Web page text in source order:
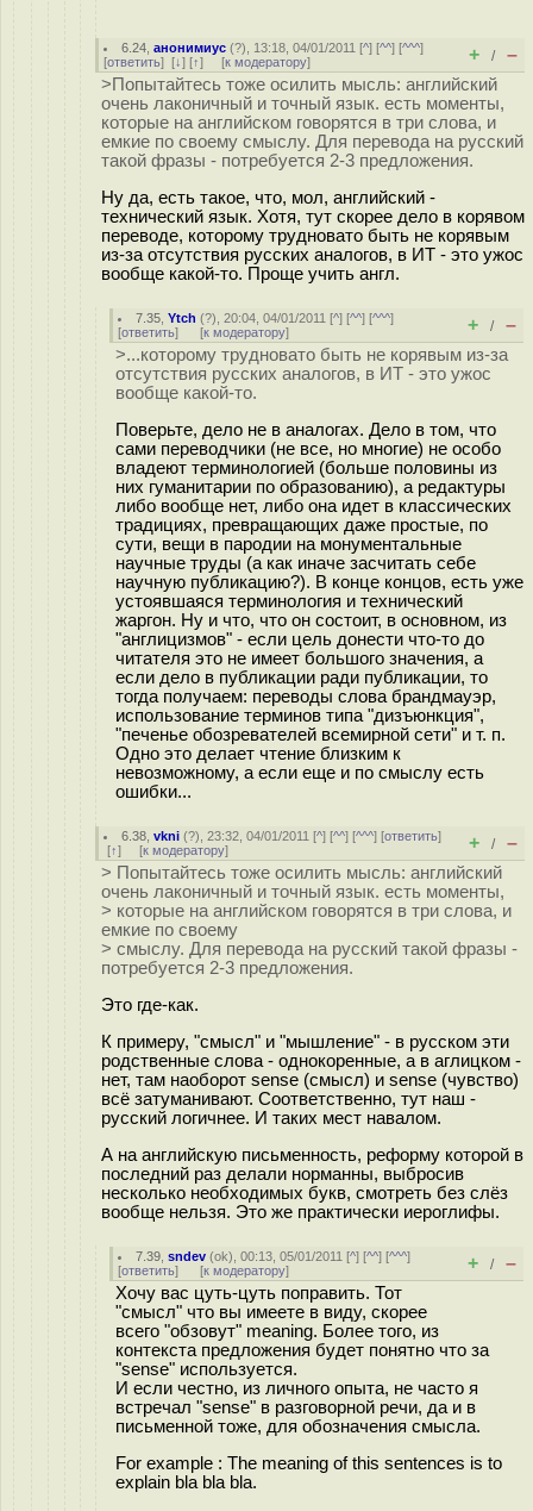
6.24 ,анонимиус (?), 13:18, 04/01/2011 [^] [^^] [^^^]
[ответить] [↓] [↑] [к модератору] + / –
>Попытайтесь тоже осилить мысль: английский
очень лаконичный и точный язык. есть моменты,
которые на английском говорятся в три слова, и
емкие по своему смыслу. Для перевода на русский
такой фразы - потребуется 2-3 предложения.
Ну да, есть такое, что, мол, английский -
технический язык. Хотя, тут скорее дело в корявом
переводе, которому трудновато быть не корявым
из-за отсутствия русских аналогов, в ИТ - это ужос
вообще какой-то. Проще учить англ.
7.35 ,Ytch (?), 20:04, 04/01/2011 [^] [^^] [^^^]
[ответить] [к модератору] + / –
>...которому трудновато быть не корявым из-за
отсутствия русских аналогов, в ИТ - это ужос
вообще какой-то.
Поверьте, дело не в аналогах. Дело в том, что
сами переводчики (не все, но многие) не особо
владеют терминологией (больше половины из
них гуманитарии по образованию), а редактуры
либо вообще нет, либо она идет в классических
традициях, превращающих даже простые, по
сути, вещи в пародии на монументальные
научные труды (а как иначе засчитать себе
научную публикацию?). В конце концов, есть уже
устоявшаяся терминология и технический
жаргон. Ну и что, что он состоит, в основном, из
"англицизмов" - если цель донести что-то до
читателя это не имеет большого значения, а
если дело в публикации ради публикации, то
тогда получаем: переводы слова брандмауэр,
использование терминов типа "дизъюнкция",
"печенье обозревателей всемирной сети" и т. п.
Одно это делает чтение близким к
невозможному, а если еще и по смыслу есть
ошибки...
6.38 ,vkni (?), 23:32, 04/01/2011 [^] [^^] [^^^] [ответить]
[↑] [к модератору] + / –
> Попытайтесь тоже осилить мысль: английский
очень лаконичный и точный язык. есть моменты,
> которые на английском говорятся в три слова, и
емкие по своему
> смыслу. Для перевода на русский такой фразы -
потребуется 2-3 предложения.
Это где-как.
К примеру, "смысл" и "мышление" - в русском эти
родственные слова - однокоренные, а в аглицком -
нет, там наоборот sense (смысл) и sense (чувство)
всё затуманивают. Соответственно, тут наш -
русский логичнее. И таких мест навалом.
А на английскую письменность, реформу которой в
последний раз делали норманны, выбросив
несколько необходимых букв, смотреть без слёз
вообще нельзя. Это же практически иероглифы.
7.39 ,sndev (ok), 00:13, 05/01/2011 [^] [^^] [^^^]
[ответить] [к модератору] + / –
Хочу вас цуть-цуть поправить. Тот
"смысл" что вы имеете в виду, cкорее
всего "обзовут" meaning. Более того, из
контекста предложения будет понятно что за
"sense" используется.
И если честно, из личного опыта, не часто я
встречал "sense" в разговорной речи, да и в
письменной тоже, для обозначения смысла.
For example : The meaning of this sentences is to
explain bla bla bla.